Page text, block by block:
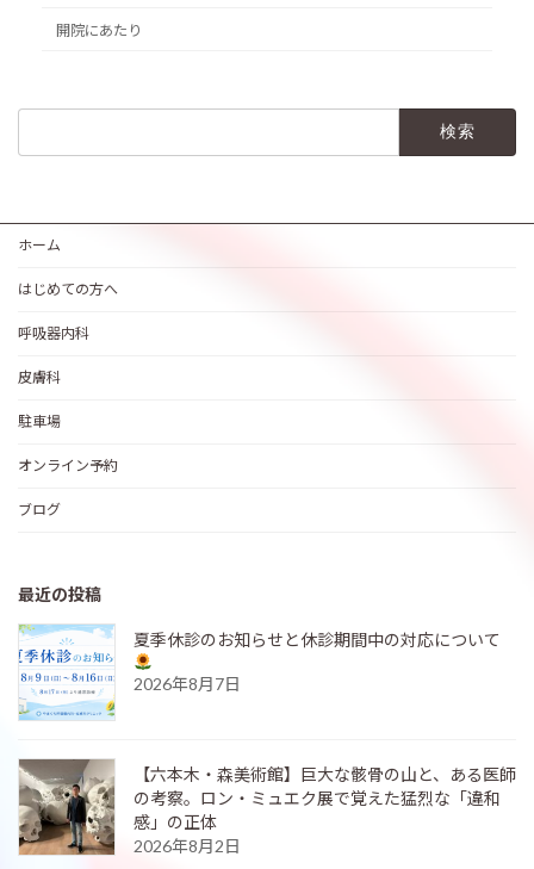
開院にあたり
ホーム
はじめての方へ
呼吸器内科
皮膚科
駐車場
オンライン予約
ブログ
最近の投稿
夏季休診のお知らせと休診期間中の対応について
2026年8月7日
【六本木・森美術館】巨大な骸骨の山と、ある医師
の考察。ロン・ミュエク展で覚えた猛烈な「違和
感」の正体
2026年8月2日